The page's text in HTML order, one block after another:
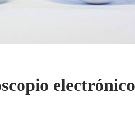
electrónico